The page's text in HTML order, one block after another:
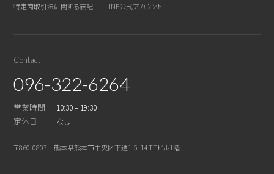
特定商取引法に関する表記
LINE公式アカウント
Contact
096-322-6264
営業時間 10:30 – 19:30
定休日 なし
〒860-0807 熊本県熊本市中央区下通1-5-14 TTビル1階